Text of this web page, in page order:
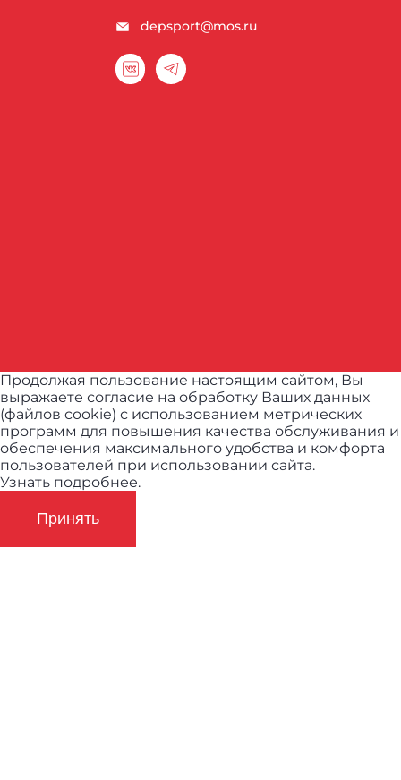
depsport@mos.ru
Продолжая пользование настоящим сайтом, Вы
выражаете согласие на обработку Ваших данных
(файлов cookie) с использованием метрических
программ для повышения качества обслуживания и
обеспечения максимального удобства и комфорта
пользователей при использовании сайта.
Узнать подробнее.
Принять